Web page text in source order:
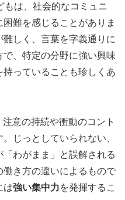
は、社会的なコミュニ
難を感じることがありま
しく、言葉を字義通りに
、特定の分野に強い興味
持っていることも珍しくあ
意の持続や衝動のコント
じっとしていられない、
わがまま」と誤解される
き方の違いによるもので
は強い集中力を発揮するこ